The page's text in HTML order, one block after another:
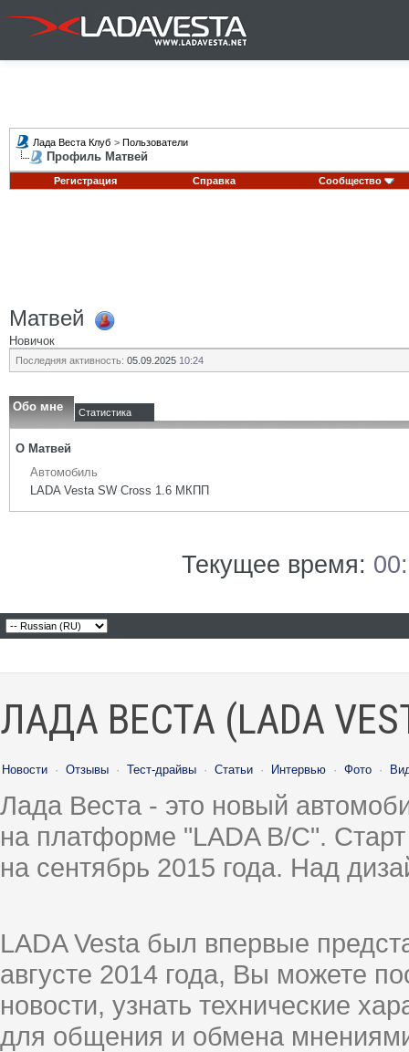
Лада Веста Клуб > Пользователи
Профиль Матвей
Регистрация Справка Сообщество
Матвей
Новичок
Последняя активность: 05.09.2025 10:24
Обо мне Статистика
О Матвей
Автомобиль
LADA Vesta SW Cross 1.6 МКПП
Текущее время:
ЛАДА ВЕСТА (LADA
Новости · Отзывы · Тест-драйвы · Статьи · Интервью · Фото ·
Лада Веста - это новый
на платформе "LADA B/C".
на сентябрь 2015 года. Над
LADA Vesta был впервые
августе 2014 года, Вы можете
новости, узнать технические
для общения и обмена